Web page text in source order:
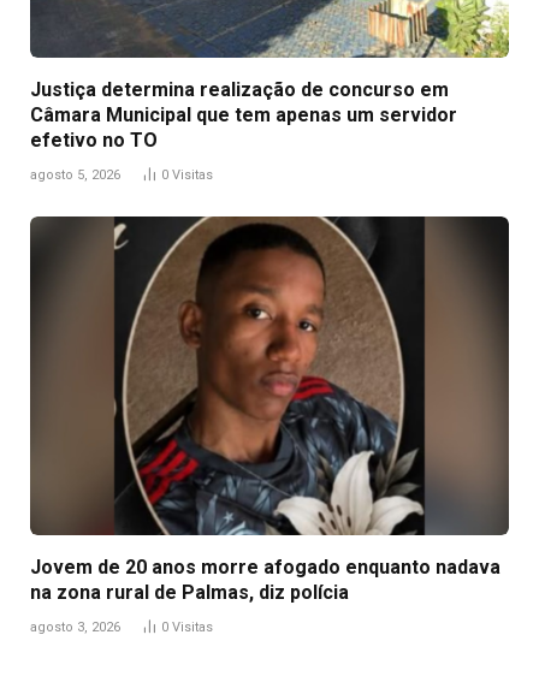
Justiça determina realização de concurso em
Câmara Municipal que tem apenas um servidor
efetivo no TO
agosto 5, 2026 0 Visitas
Jovem de 20 anos morre afogado enquanto nadava
na zona rural de Palmas, diz polícia
agosto 3, 2026 0 Visitas